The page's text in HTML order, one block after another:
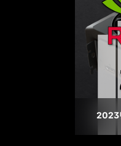
2023